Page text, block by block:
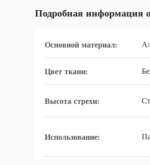
Подробная информация
Основной материал:
Цвет ткани:
Высота стрехи:
Использование: